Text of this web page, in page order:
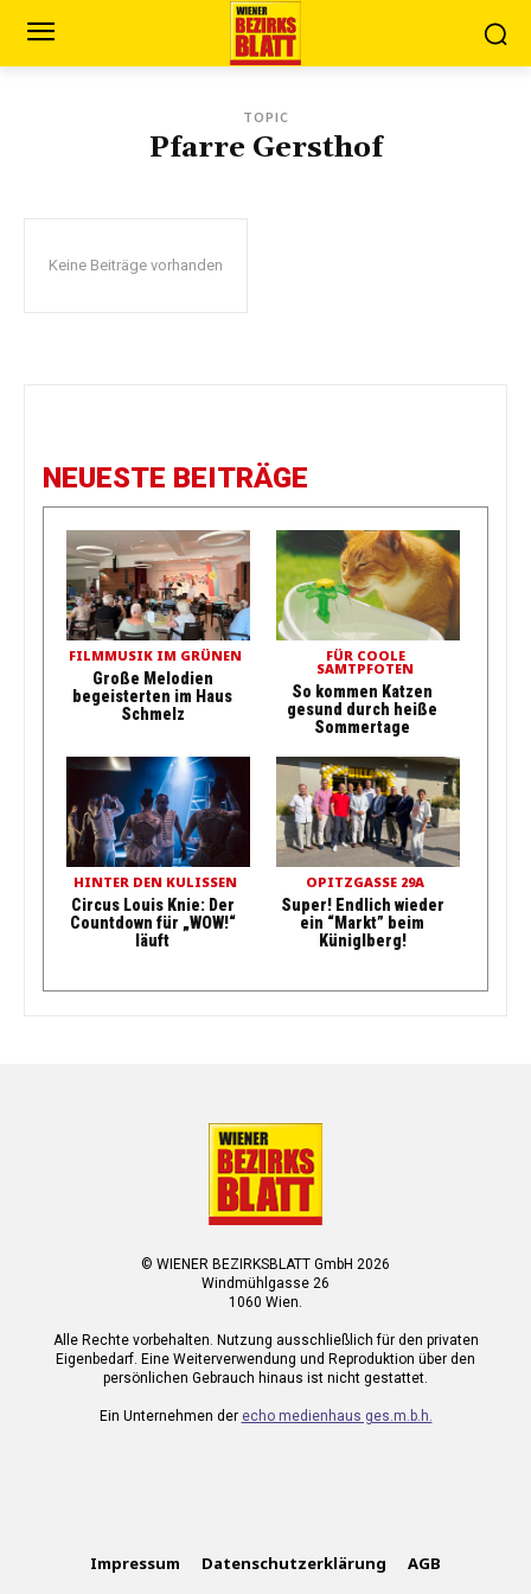
TOPIC
Pfarre Gersthof
Keine Beiträge vorhanden
NEUESTE BEITRÄGE
FILMMUSIK IM GRÜNEN
Große Melodien
begeisterten im Haus
Schmelz
FÜR COOLE
SAMTPFOTEN
So kommen Katzen
gesund durch heiße
Sommertage
HINTER DEN KULISSEN
Circus Louis Knie: Der
Countdown für „WOW!“
läuft
OPITZGASSE 29A
Super! Endlich wieder
ein “Markt” beim
Küniglberg!
© WIENER BEZIRKSBLATT GmbH 2026
Windmühlgasse 26
1060 Wien.
Alle Rechte vorbehalten. Nutzung ausschließlich für den privaten
Eigenbedarf. Eine Weiterverwendung und Reproduktion über den
persönlichen Gebrauch hinaus ist nicht gestattet.
Ein Unternehmen der echo medienhaus ges.m.b.h.
Impressum Datenschutzerklärung AGB